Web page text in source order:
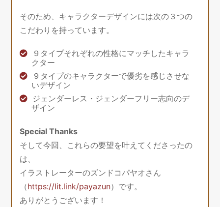
そのため、キャラクターデザインには次の３つの
こだわりを持っています。
９タイプそれぞれの性格にマッチしたキャラ
クター
９タイプのキャラクターで優劣を感じさせな
いデザイン
ジェンダーレス・ジェンダーフリー志向のデ
ザイン
Special Thanks
そして今回、これらの要望を叶えてくださったの
は、
イラストレーターのズンドコパヤオさん
（https://lit.link/payazun）です。
ありがとうございます！